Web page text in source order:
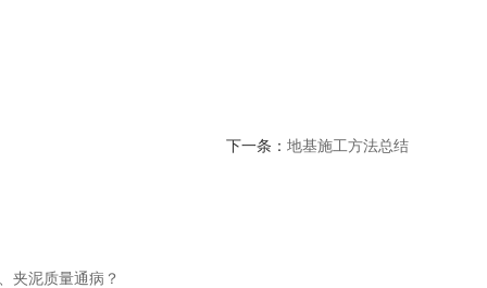
下一条： 地基施工方法总结
夹泥质量通病？